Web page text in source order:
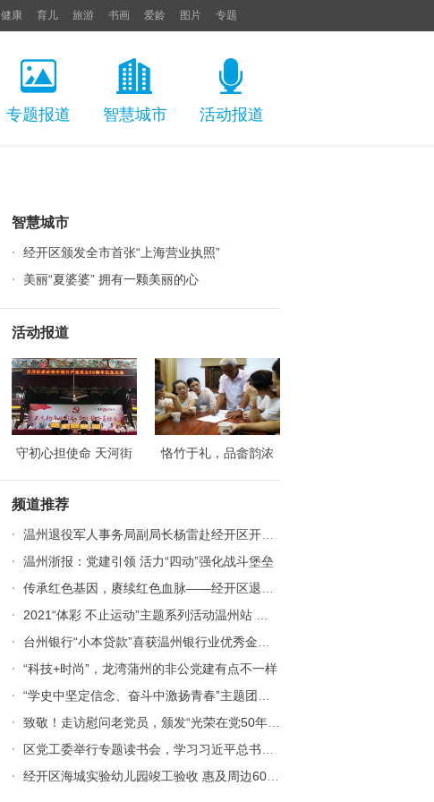
健康 育儿 旅游 书画 爱龄 图片 专题
专题报道 智慧城市 活动报道
智慧城市
·
经开区颁发全市首张“上海营业执照”
·
美丽“夏婆婆” 拥有一颗美丽的心
活动报道
守初心担使命 天河街
召开
恪竹于礼，品畲韵浓
频道推荐
·
温州退役军人事务局副局长杨雷赴经开区开展慰问调研活动
·
温州浙报：党建引领 活力“四动”强化战斗堡垒
·
传承红色基因，赓续红色血脉——经开区退役军人参观“百年荣耀·红动经开”图片展
·
2021“体彩 不止运动”主题系列活动温州站 助力“激情冠军夜”
·
台州银行“小本贷款”喜获温州银行业优秀金融产品
·
“科技+时尚”，龙湾蒲州的非公党建有点不一样
·
“学史中坚定信念、奋斗中激扬青春”主题团日活动暨温州石油第七次团代会
·
致敬！走访慰问老党员，颁发“光荣在党50年”纪念章
·
区党工委举行专题读书会，学习习近平总书记重要讲话精神
·
经开区海城实验幼儿园竣工验收 惠及周边600名幼儿